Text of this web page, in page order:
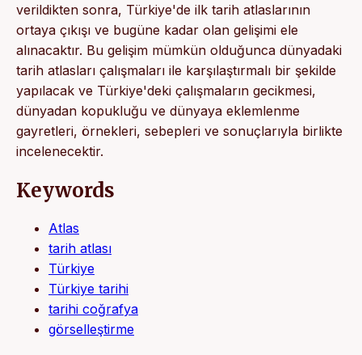
verildikten sonra, Türkiye'de ilk tarih atlaslarının
ortaya çıkışı ve bugüne kadar olan gelişimi ele
alınacaktır. Bu gelişim mümkün olduğunca dünyadaki
tarih atlasları çalışmaları ile karşılaştırmalı bir şekilde
yapılacak ve Türkiye'deki çalışmaların gecikmesi,
dünyadan kopukluğu ve dünyaya eklemlenme
gayretleri, örnekleri, sebepleri ve sonuçlarıyla birlikte
incelenecektir.
Keywords
Atlas
tarih atlası
Türkiye
Türkiye tarihi
tarihi coğrafya
görselleştirme